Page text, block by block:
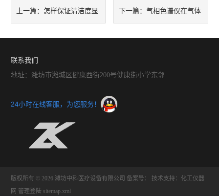
上一篇： 怎样保证清洁度显 下一篇： 气相色谱仪在气体
联系我们
地址：潍坊市潍城区健康西街200号健康街小学东邻
24小时在线客服，为您服务！
版权所有 © 2026 潍坊中科医疗设备有限公司 备案号： 技术支持： 化工仪器
网 管理登陆 sitemap.xml